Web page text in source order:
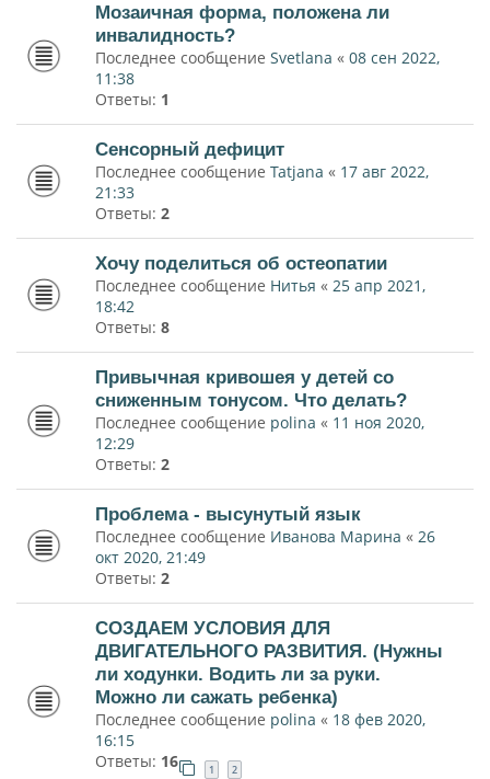
Мозаичная форма, положена ли
инвалидность?
Последнее сообщение Svetlana « 08 сен 2022,
11:38
Ответы: 1
Сенсорный дефицит
Последнее сообщение Tatjana « 17 авг 2022,
21:33
Ответы: 2
Хочу поделиться об остеопатии
Последнее сообщение Нитья « 25 апр 2021,
18:42
Ответы: 8
Привычная кривошея у детей со
сниженным тонусом. Что делать?
Последнее сообщение polina « 11 ноя 2020,
12:29
Ответы: 2
Проблема - высунутый язык
Последнее сообщение Иванова Марина « 26
окт 2020, 21:49
Ответы: 2
СОЗДАЕМ УСЛОВИЯ ДЛЯ
ДВИГАТЕЛЬНОГО РАЗВИТИЯ. (Нужны
ли ходунки. Водить ли за руки.
Можно ли сажать ребенка)
Последнее сообщение polina « 18 фев 2020,
16:15
Ответы: 16 1 2